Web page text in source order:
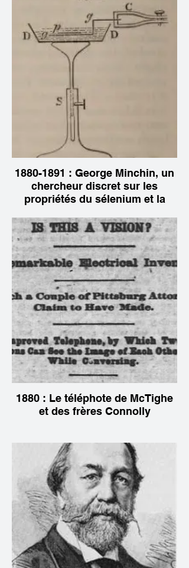
1880-1891 : George Minchin, un
chercheur discret sur les
propriétés du sélenium et la
images ​
1880 : Le téléphote de McTighe
et des frères Connolly